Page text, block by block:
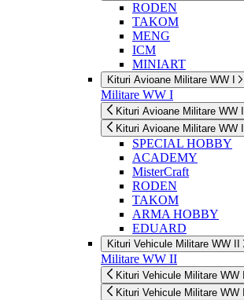
RODEN
TAKOM
MENG
ICM
MINIART
Kituri Avioane Militare WW I
Militare WW I
Kituri Avioane Militare WW I
Kituri Avioane Militare WW I
SPECIAL HOBBY
ACADEMY
MisterCraft
RODEN
TAKOM
ARMA HOBBY
EDUARD
Kituri Vehicule Militare WW II
Militare WW II
Kituri Vehicule Militare WW II
Kituri Vehicule Militare WW II